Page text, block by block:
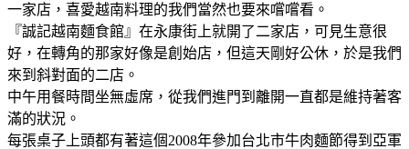
一家店，喜愛越南料理的我們當然也要來嚐嚐看。
『誠記越南麵食館』在永康街上就開了二家店，可見生意很
好，在轉角的那家好像是創始店，但這天剛好公休，於是我們
來到斜對面的二店。
中午用餐時間坐無虛席，從我們進門到離開一直都是維持著客
滿的狀況。
每張桌子上頭都有著這個2008年參加台北市牛肉麵節得到亞軍